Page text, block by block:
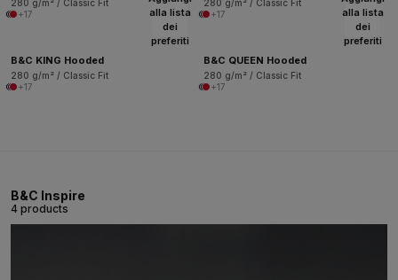
280 g/m² / Classic Fit
+17
280 g/m² / Classic Fit
+17
alla lista
dei
preferiti
B&C KING Hooded
280 g/m² / Classic Fit
+17
alla lista
dei
preferiti
B&C QUEEN Hooded
280 g/m² / Classic Fit
+17
B&C Inspire
4 products